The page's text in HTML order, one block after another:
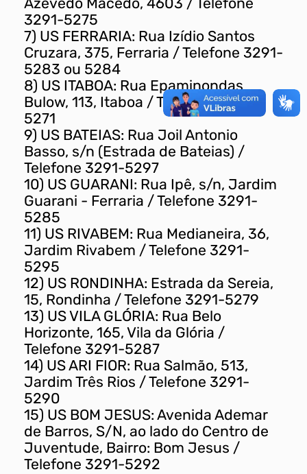
3291-5275
7) US FERRARIA: Rua Izídio Santos
Cruzara, 375, Ferraria / Telefone 3291-
5283 ou 5284
8) US ITABOA: Rua Epaminondas
Bulow, 113, Itaboa / Telefone 3291-
5271
9) US BATEIAS: Rua Joil Antonio
Basso, s/n (Estrada de Bateias) /
Telefone 3291-5297
10) US GUARANI: Rua Ipê, s/n, Jardim
Guarani - Ferraria / Telefone 3291-
5285
11) US RIVABEM: Rua Medianeira, 36,
Jardim Rivabem / Telefone 3291-
5295
12) US RONDINHA: Estrada da Sereia,
15, Rondinha / Telefone 3291-5279
13) US VILA GLÓRIA: Rua Belo
Horizonte, 165, Vila da Glória /
Telefone 3291-5287
14) US ARI FIOR: Rua Salmão, 513,
Jardim Três Rios / Telefone 3291-
5290
15) US BOM JESUS: Avenida Ademar
de Barros, S/N, ao lado do Centro de
Juventude, Bairro: Bom Jesus /
Telefone 3291-5292